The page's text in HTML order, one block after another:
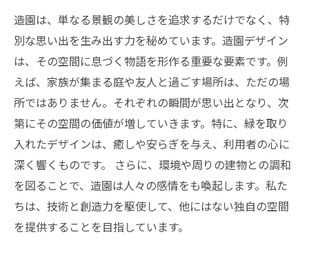
造園は、単なる景観の美しさを追求するだけでなく、特
別な思い出を生み出す力を秘めています。造園デザイン
は、その空間に息づく物語を形作る重要な要素です。例
えば、家族が集まる庭や友人と過ごす場所は、ただの場
所ではありません。それぞれの瞬間が思い出となり、次
第にその空間の価値が増していきます。特に、緑を取り
入れたデザインは、癒しや安らぎを与え、利用者の心に
深く響くものです。 さらに、環境や周りの建物との調和
を図ることで、造園は人々の感情をも喚起します。私た
ちは、技術と創造力を駆使して、他にはない独自の空間
を提供することを目指しています。